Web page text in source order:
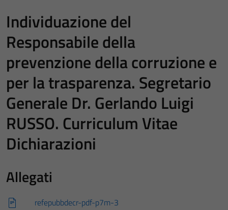
Individuazione del
Responsabile della
prevenzione della corruzione e
per la trasparenza. Segretario
Generale Dr. Gerlando Luigi
RUSSO. Curriculum Vitae
Dichiarazioni
Allegati
refepubbdecr-pdf-p7m-3